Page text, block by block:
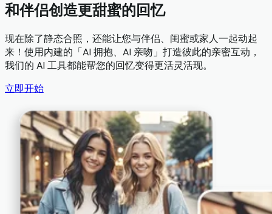
和伴侣创造更甜蜜的回忆
现在除了静态合照，还能让您与伴侣、闺蜜或家人一起动起
来！使用内建的「AI 拥抱、AI 亲吻」打造彼此的亲密互动，
我们的 AI 工具都能帮您的回忆变得更活灵活现。
立即开始